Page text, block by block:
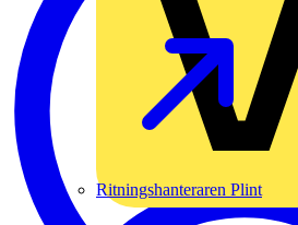
Ritningshanteraren Plint